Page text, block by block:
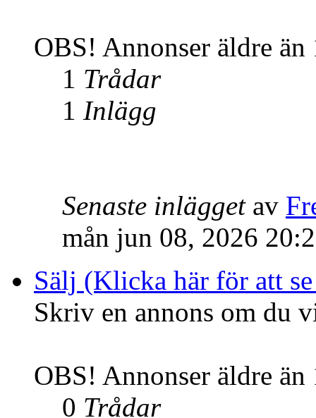
OBS! Annonser äldre
1 Trådar
1 Inlägg
Senaste inläggetav
mån jun 08, 2026
Sälj (Klicka här för att
Skriv en annons om du
OBS! Annonser äldre
0 Trådar